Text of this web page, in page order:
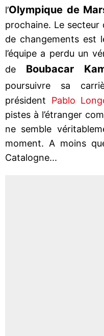
l’Olympique de
prochaine. Le
de changements est
l’équipe a perdu un
de Boubacar
poursuivre sa
président Pablo
pistes à l’étranger
ne semble
moment. A moins
Catalogne...